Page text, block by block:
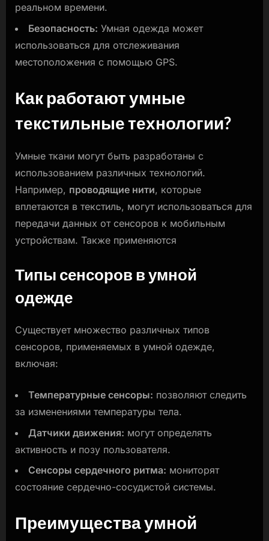
реальном времени.
Безопасность: Умная одежда может
использоваться для отслеживания
местоположения с помощью GPS.
Как работают умные
текстильные технологии?
Умные ткани могут быть разработаны с
использованием различных технологий.
Например, проводящие нити, которые
вплетаются в текстиль, могут использоваться для
передачи данных от сенсоров к мобильным
устройствам. Также применяются
Типы сенсоров в умной
одежде
Существует множество различных типов
сенсоров, применяемых в умной одежде,
включая:
Температурные сенсоры: позволяют следить
за изменениями температуры тела.
Датчики движения: могут определять
активность и позу пользователя.
Сенсоры сердечного ритма: мониторят
состояние сердечно-сосудистой системы.
Преимущества умной